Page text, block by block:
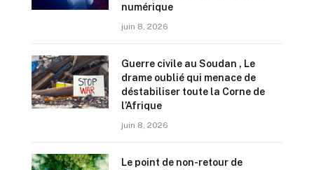
numérique
juin 8, 2026
Guerre civile au Soudan , Le
drame oublié qui menace de
déstabiliser toute la Corne de
l’Afrique
juin 8, 2026
Le point de non-retour de